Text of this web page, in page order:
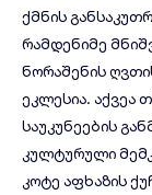
ქმნის
რამდენიმე
ნორაშენის
ეკლესია. აქვეა
საუკუნეების
კულტურული
კოტე აფხაზის